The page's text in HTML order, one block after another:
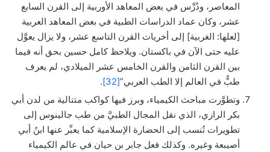
المعاصر، ودُرِّس في بعض المعاهد الأوربية إلى القرن السابع
عشر، وكان عماد الدراسات الطبية في بعض المعاهد العربية
[لعلها: الغربية] إلى أخريات القرن التاسع عشر، ولا يزال يعوَّل
عليه حتى الآن في باكستان. ويلاحظ كامل حسين بحق أنه فيما
بين القرن الثامن والقرن الخامس عشر الميلادي، لم يعرف
طبٌّ في العالم إلا الطب العربي”[32]
.
وتطوَّرت مباحث الكيمياء، وبرز فيها كواكب متتالية من لدن أبي
بكر الرازي، الذي نقل المجال الطبيَّ من طب جالينوس إلى
تطويرات تُنسب إلى الحضارة الإسلامية كما يعبِّر عنها ابنُ أبي
أصيبعة وغيره. وكذلك فعل جابر بن حيان في عالم الكيمياء